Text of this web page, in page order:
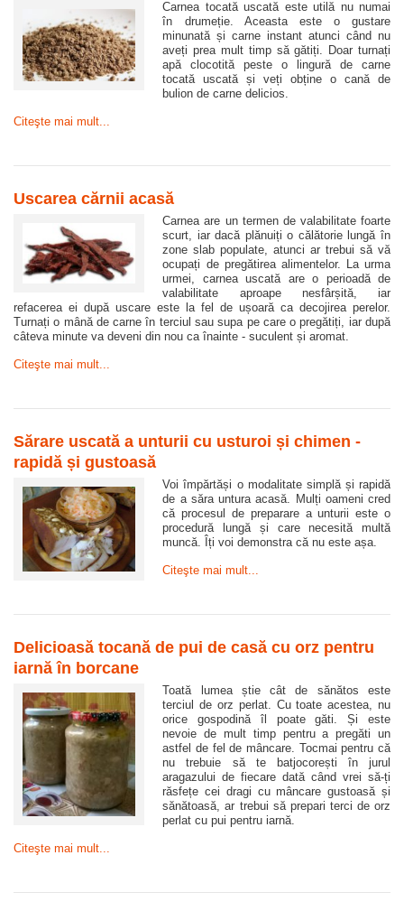
Carnea tocată uscată este utilă nu numai
în drumeție. Aceasta este o gustare
minunată și carne instant atunci când nu
aveți prea mult timp să gătiți. Doar turnați
apă clocotită peste o lingură de carne
tocată uscată și veți obține o cană de
bulion de carne delicios.
Citeşte mai mult...
Uscarea cărnii acasă
Carnea are un termen de valabilitate foarte
scurt, iar dacă plănuiți o călătorie lungă în
zone slab populate, atunci ar trebui să vă
ocupați de pregătirea alimentelor. La urma
urmei, carnea uscată are o perioadă de
valabilitate aproape nesfârșită, iar
refacerea ei după uscare este la fel de ușoară ca decojirea perelor.
Turnați o mână de carne în terciul sau supa pe care o pregătiți, iar după
câteva minute va deveni din nou ca înainte - suculent și aromat.
Citeşte mai mult...
Sărare uscată a unturii cu usturoi și chimen -
rapidă și gustoasă
Voi împărtăși o modalitate simplă și rapidă
de a săra untura acasă. Mulți oameni cred
că procesul de preparare a unturii este o
procedură lungă și care necesită multă
muncă. Îți voi demonstra că nu este așa.
Citeşte mai mult...
Delicioasă tocană de pui de casă cu orz pentru
iarnă în borcane
Toată lumea știe cât de sănătos este
terciul de orz perlat. Cu toate acestea, nu
orice gospodină îl poate găti. Și este
nevoie de mult timp pentru a pregăti un
astfel de fel de mâncare. Tocmai pentru că
nu trebuie să te batjocorești în jurul
aragazului de fiecare dată când vrei să-ți
răsfețe cei dragi cu mâncare gustoasă și
sănătoasă, ar trebui să prepari terci de orz
perlat cu pui pentru iarnă.
Citeşte mai mult...